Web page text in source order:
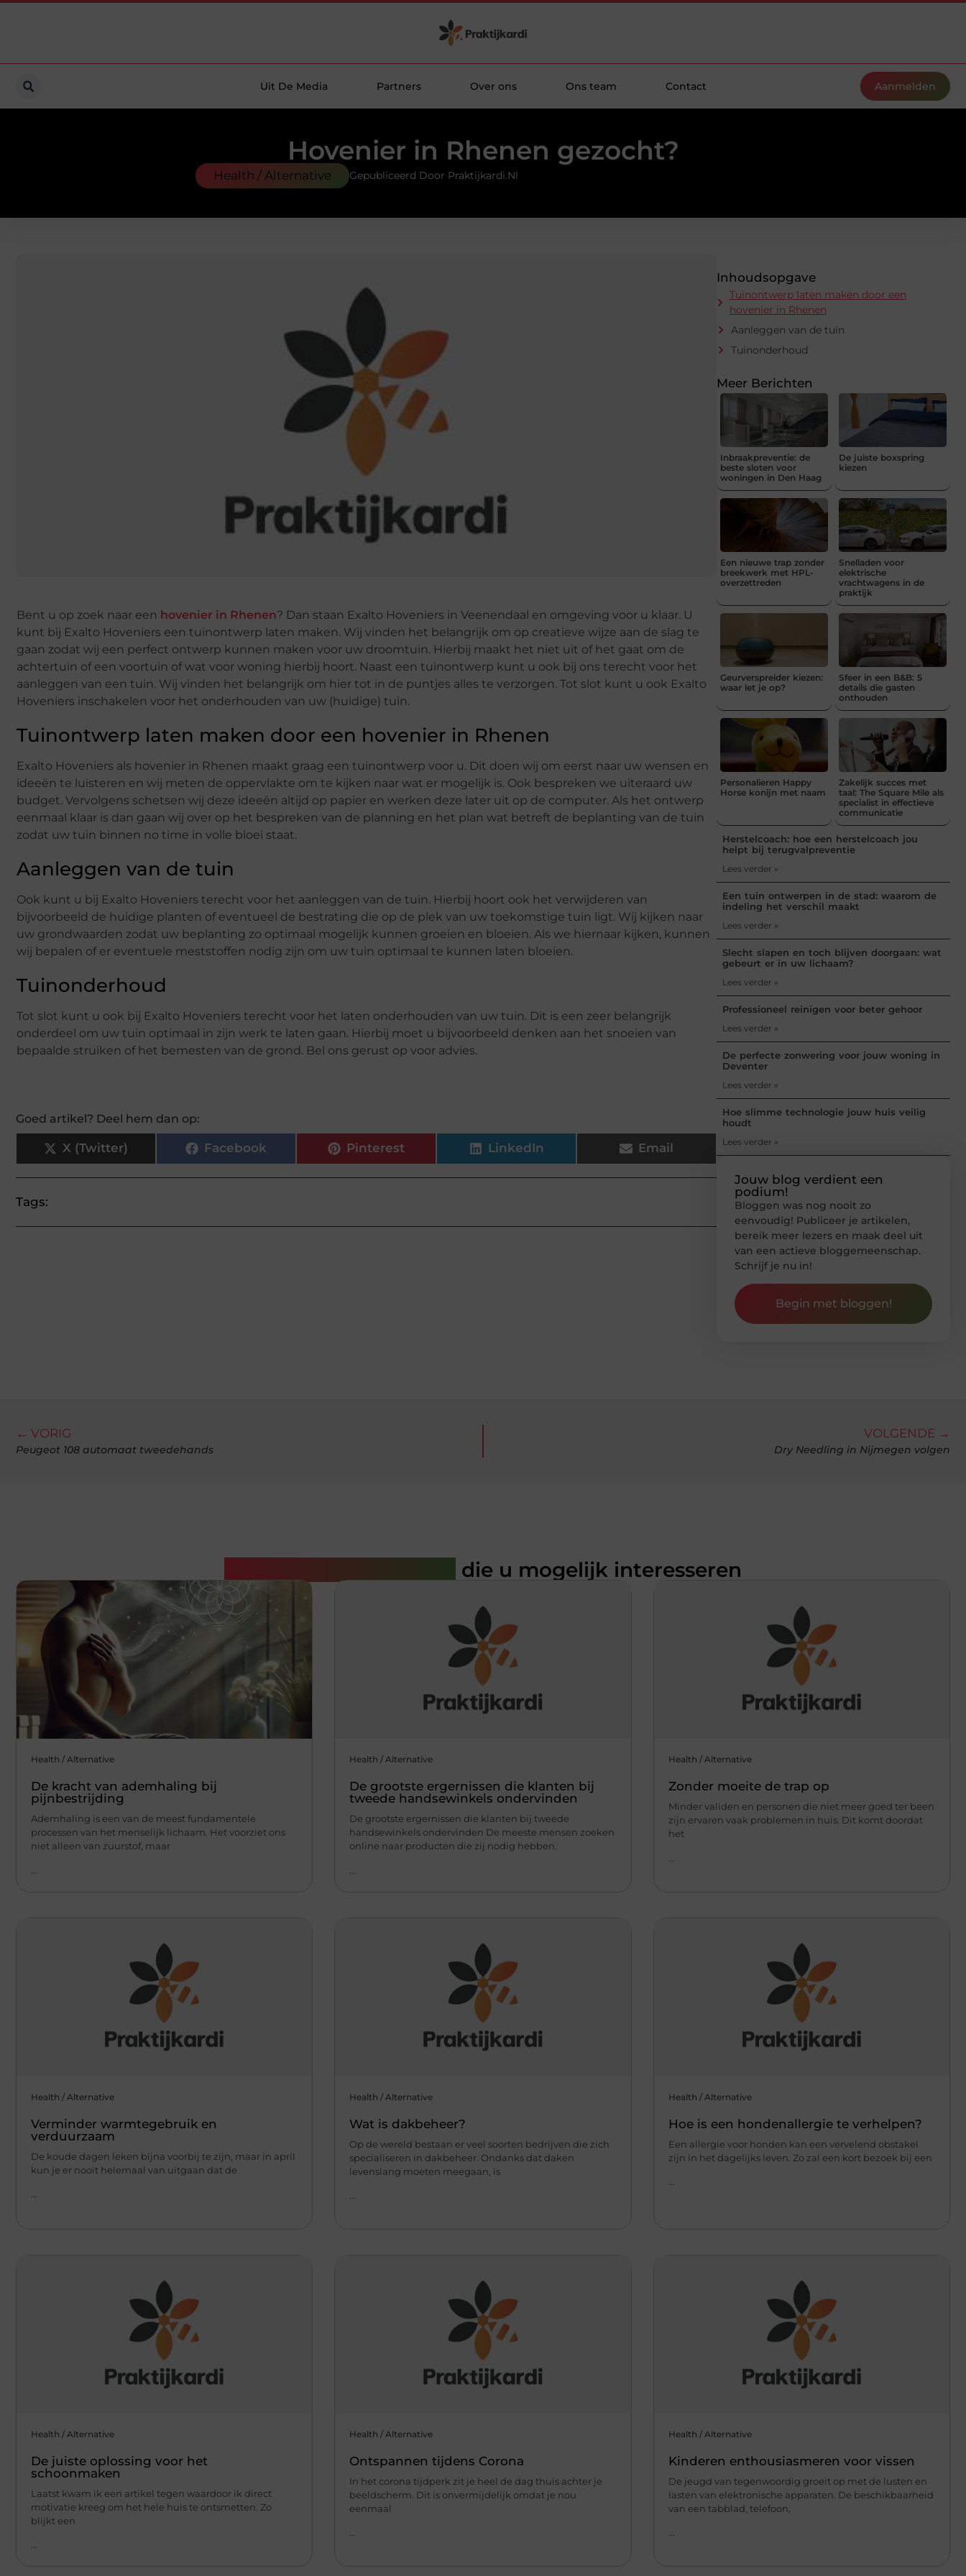
Uit De Media Partners Over ons Ons team Contact Aanmelden
Hovenier in Rhenen gezocht?
Health / Alternative Gepubliceerd Door Praktijkardi.nl
Bent u op zoek naar een hovenier in Rhenen? Dan staan Exalto Hoveniers in Veenendaal en omgeving voor u klaar. U
kunt bij Exalto Hoveniers een tuinontwerp laten maken. Wij vinden het belangrijk om op creatieve wijze aan de slag te
gaan zodat wij een perfect ontwerp kunnen maken voor uw droomtuin. Hierbij maakt het niet uit of het gaat om de
achtertuin of een voortuin of wat voor woning hierbij hoort. Naast een tuinontwerp kunt u ook bij ons terecht voor het
aanleggen van een tuin. Wij vinden het belangrijk om hier tot in de puntjes alles te verzorgen. Tot slot kunt u ook Exalto
Hoveniers inschakelen voor het onderhouden van uw (huidige) tuin.
Tuinontwerp laten maken door een hovenier in Rhenen
Exalto Hoveniers als hovenier in Rhenen maakt graag een tuinontwerp voor u. Dit doen wij om eerst naar uw wensen en
ideeën te luisteren en wij meten de oppervlakte om te kijken naar wat er mogelijk is. Ook bespreken we uiteraard uw
budget. Vervolgens schetsen wij deze ideeën altijd op papier en werken deze later uit op de computer. Als het ontwerp
eenmaal klaar is dan gaan wij over op het bespreken van de planning en het plan wat betreft de beplanting van de tuin
zodat uw tuin binnen no time in volle bloei staat.
Aanleggen van de tuin
Ook kunt u bij Exalto Hoveniers terecht voor het aanleggen van de tuin. Hierbij hoort ook het verwijderen van
bijvoorbeeld de huidige planten of eventueel de bestrating die op de plek van uw toekomstige tuin ligt. Wij kijken naar
uw grondwaarden zodat uw beplanting zo optimaal mogelijk kunnen groeien en bloeien. Als we hiernaar kijken, kunnen
wij bepalen of er eventuele meststoffen nodig zijn om uw tuin optimaal te kunnen laten bloeien.
Tuinonderhoud
Tot slot kunt u ook bij Exalto Hoveniers terecht voor het laten onderhouden van uw tuin. Dit is een zeer belangrijk
onderdeel om uw tuin optimaal in zijn werk te laten gaan. Hierbij moet u bijvoorbeeld denken aan het snoeien van
bepaalde struiken of het bemesten van de grond. Bel ons gerust op voor advies.
Goed artikel? Deel hem dan op:
X (Twitter) Facebook Pinterest LinkedIn Email
Tags:
Inhoudsopgave
Tuinontwerp laten maken door een
hovenier in Rhenen
Aanleggen van de tuin
Tuinonderhoud
Meer Berichten
Inbraakpreventie: de
beste sloten voor
woningen in Den Haag
De juiste boxspring
kiezen
Een nieuwe trap zonder
breekwerk met HPL-
overzettreden
Snelladen voor
elektrische
vrachtwagens in de
praktijk
Geurverspreider kiezen:
waar let je op?
Sfeer in een B&B: 5
details die gasten
onthouden
Personalieren Happy
Horse konijn met naam
Zakelijk succes met
taal: The Square Mile als
specialist in effectieve
communicatie
Herstelcoach: hoe een herstelcoach jou
helpt bij terugvalpreventie
Lees verder »
Een tuin ontwerpen in de stad: waarom de
indeling het verschil maakt
Lees verder »
Slecht slapen en toch blijven doorgaan: wat
gebeurt er in uw lichaam?
Lees verder »
Professioneel reinigen voor beter gehoor
Lees verder »
De perfecte zonwering voor jouw woning in
Deventer
Lees verder »
Hoe slimme technologie jouw huis veilig
houdt
Lees verder »
Jouw blog verdient een
podium!
Bloggen was nog nooit zo
eenvoudig! Publiceer je artikelen,
bereik meer lezers en maak deel uit
van een actieve bloggemeenschap.
Schrijf je nu in!
Begin met bloggen!
← VORIG
Peugeot 108 automaat tweedehands
VOLGENDE →
Dry Needling in Nijmegen volgen
die u mogelijk interesseren
Health / Alternative
De kracht van ademhaling bij
pijnbestrijding
Ademhaling is een van de meest fundamentele
processen van het menselijk lichaam. Het voorziet ons
niet alleen van zuurstof, maar
Health / Alternative
De grootste ergernissen die klanten bij
tweede handsewinkels ondervinden
De grootste ergernissen die klanten bij tweede
handsewinkels ondervinden De meeste mensen zoeken
online naar producten die zij nodig hebben.
Health / Alternative
Zonder moeite de trap op
Minder validen en personen die niet meer goed ter been
zijn ervaren vaak problemen in huis. Dit komt doordat
het
Health / Alternative
Verminder warmtegebruik en
verduurzaam
De koude dagen leken bijna voorbij te zijn, maar in april
kun je er nooit helemaal van uitgaan dat de
Health / Alternative
Wat is dakbeheer?
Op de wereld bestaan er veel soorten bedrijven die zich
specialiseren in dakbeheer. Ondanks dat daken
levenslang moeten meegaan, is
Health / Alternative
Hoe is een hondenallergie te verhelpen?
Een allergie voor honden kan een vervelend obstakel
zijn in het dagelijks leven. Zo zal een kort bezoek bij een
Health / Alternative
De juiste oplossing voor het
schoonmaken
Laatst kwam ik een artikel tegen waardoor ik direct
motivatie kreeg om het hele huis te ontsmetten. Zo
blijkt een
...
Health / Alternative
Ontspannen tijdens Corona
In het corona tijdperk zit je heel de dag thuis achter je
beeldscherm. Dit is onvermijdelijk omdat je nou
eenmaal
...
Health / Alternative
Kinderen enthousiasmeren voor vissen
De jeugd van tegenwoordig groeit op met de lusten en
lasten van elektronische apparaten. De beschikbaarheid
van een tabblad, telefoon,
...